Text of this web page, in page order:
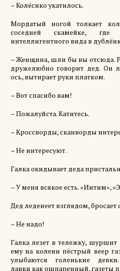
–Колёсико укатилось.
Мордатый ногой толкает
соседней скамейке,
интеллигентного вида в
– Женщина, шли бы вы отсюда.
дружелюбно говорит дед. Он
ось, вытирает руки платком.
– Вот спасибо вам!
– Пожалуйста. Катитесь.
– Кроссворды, сканворды
– Не интересуют.
Галка окидывает деда
– У меня всякое есть. «Интим», «
Дед леденеет взглядом, бросает
– Не надо!
Галка лезет в тележку,
ему на колени пёстрый веер
улыбаются голенькие
лавки как ошпаренный, газеты